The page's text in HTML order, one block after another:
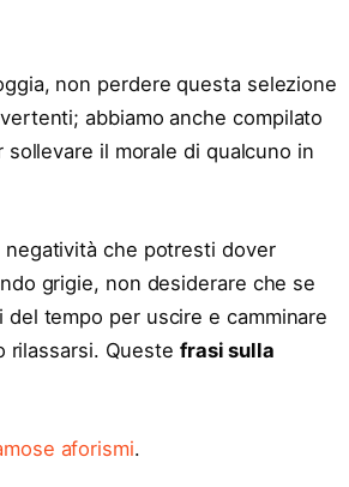
non perdere questa selezione
abbiamo anche compilato
il morale di qualcuno in
negatività che potresti dover
grigie, non desiderare che se
tempo per uscire e camminare
rilassarsi. Queste frasi sulla
aforismi.